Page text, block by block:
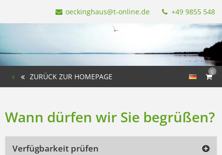
oeckinghaus@t-online.de +49 9855 548
0
ZURÜCK ZUR HOMEPAGE
Wann dürfen wir Sie begrüßen?
Verfügbarkeit prüfen